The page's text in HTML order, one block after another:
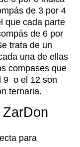
de 3 por 4
que cada parte
de 6 por
trata de un
una de ellas
compases que
9 o el 12 son
ternaria.
para